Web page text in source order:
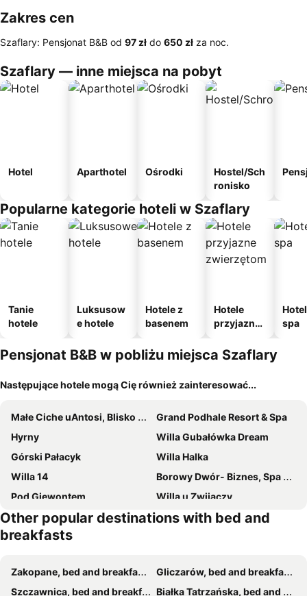
Zakres cen
Szaflary: Pensjonat B&B od ‎97 zł do ‎650 zł za noc.
Szaflary — inne miejsca na pobyt
Hotel Aparthotel Ośrodki
Hostel/Sch
ronisko
Popularne kategorie hoteli w Szaflary
Tanie
hotele
Luksusow
e hotele
Hotele z
basenem
Hotele
przyjazne
m
spa
Pensjonat B&B w pobliżu miejsca Szaflary
Następujące hotele mogą Cię również zainteresować...
Małe Ciche uAntosi, Blisko Wyciągu Narciarskiego i SKY WALK Serce Poronina, Idealne miesce na wypad w góry -rusinowa polana-zgorzelisko-tarasówka-pale
Grand Podhale Resort & Spa
Hyrny
Willa Gubałówka Dream
Górski Pałacyk
Willa Halka
Willa 14
Borowy Dwór- Biznes, Spa & Fun
Pod Giewontem
Willa u Zwijaczy
Zakopiański Dwór
Willa Malinowa
Willa Wisienka
Apartamenty i pokoje gościnne Nowita
Dworek Mysliwski Hubert
Other popular destinations with bed and
breakfasts
Zakopane, bed and breakfasts
Gliczarów, bed and breakfasts
Szczawnica, bed and breakfasts
Białka Tatrzańska, bed and breakfasts